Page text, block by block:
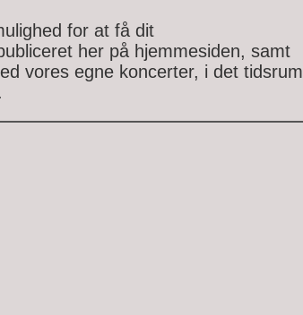
for at få dit
her på hjemmesiden, samt
vores egne koncerter, i det tidsrum